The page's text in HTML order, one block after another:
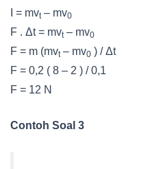
I = mvt – mv0
F . Δt = mvt – mv0
F = m (mvt – mv0 ) / Δt
F = 0,2 ( 8 – 2 ) / 0,1
F = 12 N
Contoh Soal 3